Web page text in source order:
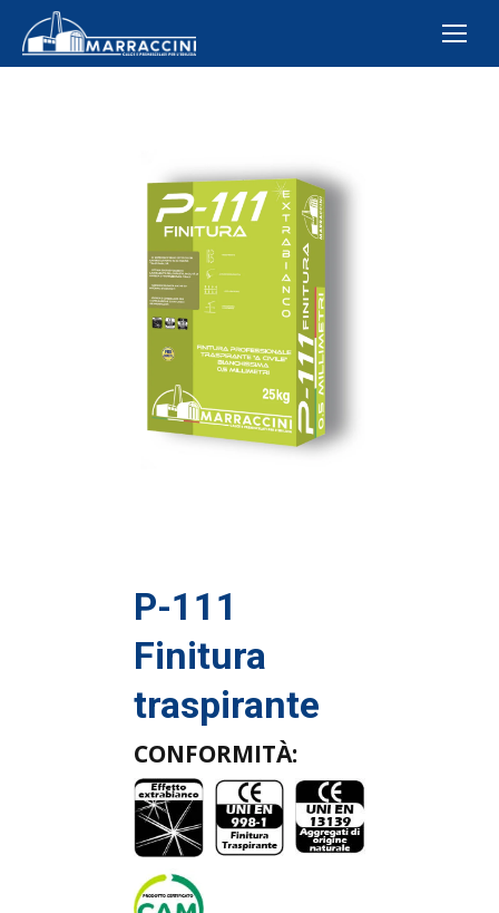
P-111
Finitura
traspirante
CONFORMITÀ: